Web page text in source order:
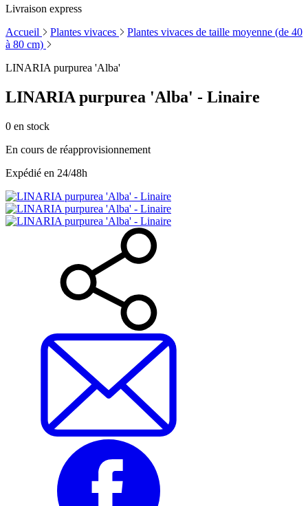
Livraison express
Accueil
Plantes vivaces
Plantes vivaces de taille moyenne (de 40
à 80 cm)
LINARIA purpurea 'Alba'
LINARIA purpurea 'Alba' - Linaire
0 en stock
En cours de réapprovisionnement
Expédié en 24/48h